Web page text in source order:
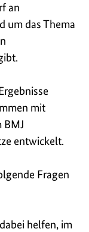
an
um das Thema
mit
BMJ
entwickelt.
Fragen
helfen, im